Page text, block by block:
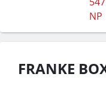
FRANKE